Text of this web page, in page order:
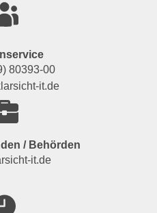
80393-00
it.de
/ Behörden
it.de